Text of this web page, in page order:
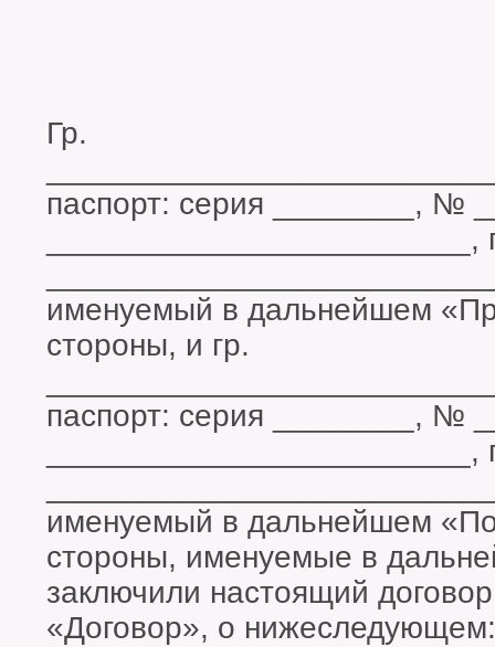
Гр.
паспорт: серия ________, №
именуемый в дальнейшем
стороны, и гр.
паспорт: серия ________, №
именуемый в дальнейшем
стороны, именуемые в
заключили настоящий
«Договор», о нижеследующем: